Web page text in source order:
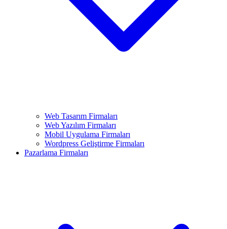
Web Tasarım Firmaları
Web Yazılım Firmaları
Mobil Uygulama Firmaları
Wordpress Geliştirme Firmaları
Pazarlama Firmaları